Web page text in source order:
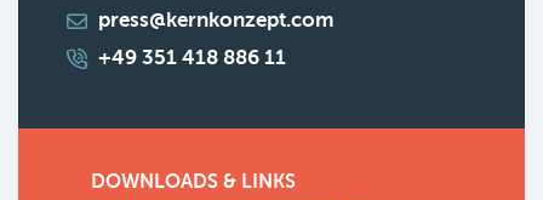
press@kernkonzept.com
+49 351 418 886 11
DOWNLOADS & LINKS